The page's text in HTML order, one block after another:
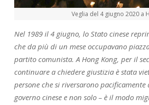
Veglia del 4 giugno 2020 a
Nel 1989 il 4 giugno, lo Stato cinese
che da più di un mese occupavano
partito comunista. A Hong Kong, per il
continuare a chiedere giustizia è stata
persone che si riversarono
governo cinese e non solo – è il modo